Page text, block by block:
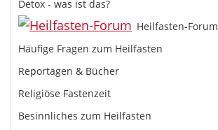
Detox - was ist das?
Heilfasten-Forum
Häufige Fragen zum Heilfasten
Reportagen & Bücher
Religiöse Fastenzeit
Besinnliches zum Heilfasten